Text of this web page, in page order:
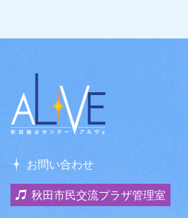
お問い合わせ
秋田市民交流プラザ管理室